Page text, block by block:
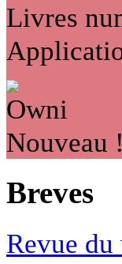
Livres
Nouveau !
Breves
Revue du